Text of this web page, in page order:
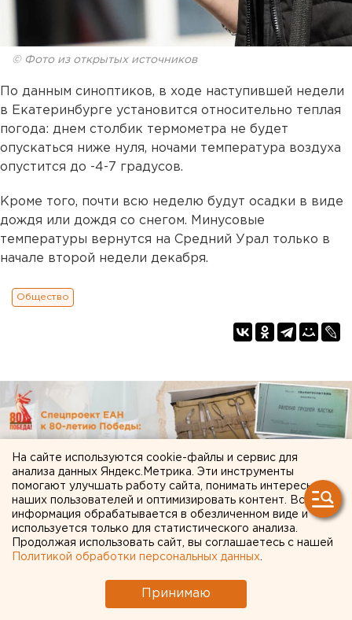
© Фото из открытых источников
По данным синоптиков, в ходе наступившей недели
в Екатеринбурге установится относительно теплая
погода: днем столбик термометра не будет
опускаться ниже нуля, ночами температура воздуха
опустится до -4-7 градусов.
Кроме того, почти всю неделю будут осадки в виде
дождя или дождя со снегом. Минусовые
температуры вернутся на Средний Урал только в
начале второй недели декабря.
Общество
На сайте используются cookie-файлы и сервис для
анализа данных Яндекс.Метрика. Эти инструменты
помогают улучшать работу сайта, понимать интересы
наших пользователей и оптимизировать контент. Вся
информация обрабатывается в обезличенном виде и
используется только для статистического анализа.
Продолжая использовать сайт, вы соглашаетесь с нашей
Политикой обработки персональных данных
Принимаю